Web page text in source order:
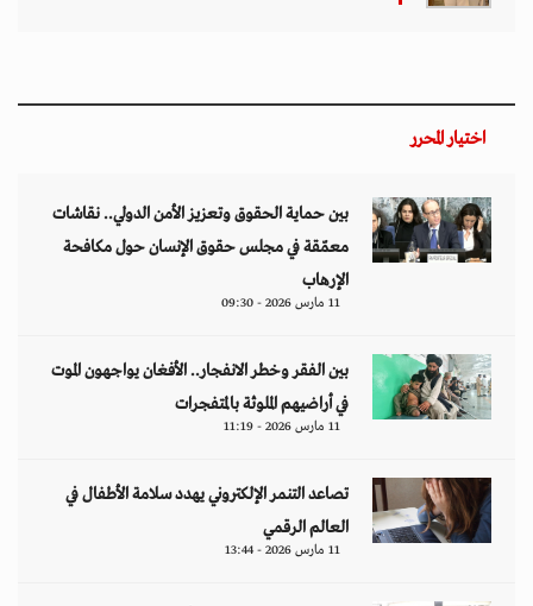
اختيار المحرر
بين حماية الحقوق وتعزيز الأمن الدولي.. نقاشات
معمّقة في مجلس حقوق الإنسان حول مكافحة
الإرهاب
11 مارس 2026 - 09:30
بين الفقر وخطر الانفجار.. الأفغان يواجهون الموت
في أراضيهم الملوثة بالمتفجرات
11 مارس 2026 - 11:19
تصاعد التنمر الإلكتروني يهدد سلامة الأطفال في
العالم الرقمي
11 مارس 2026 - 13:44